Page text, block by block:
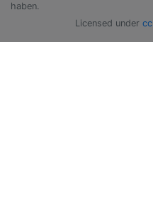
haben.
Licensed under